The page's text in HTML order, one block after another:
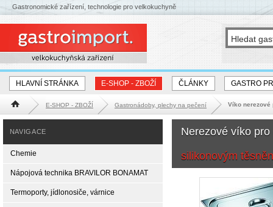
HLAVNÍ STRÁNKA E-SHOP - ZBOŽÍ ČLÁNKY GASTRO
Hlavní stránka E-SHOP - ZBOŽÍ Gastronádoby, plechy na pečení Víko nerezové
Nerezové víko
silikonovým
NAVIGACE
Chemie
Nápojová technika BRAVILOR BONAMAT
Termoporty, jídlonosiče, várnice
Gastronomické zařízení, technologie pro velkokuchyně